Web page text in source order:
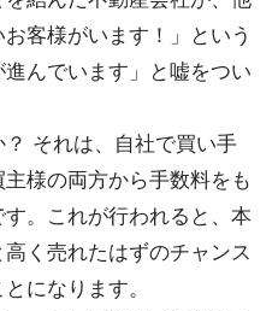
客様がいます！」という
んでいます」と嘘をつい
それは、自社で買い手
様の両方から手数料をも
。これが行われると、本
く売れたはずのチャンス
になります。